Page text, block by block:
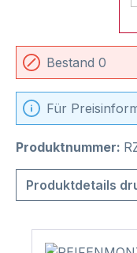
Bestand 0
Für
Produktnummer:
Produktdetails